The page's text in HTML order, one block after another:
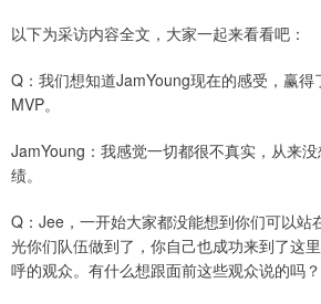
以下为采访内容全文，大家一起来看看吧：
Q：我们想知道JamYoung现在的感受，赢
MVP。
JamYoung：我感觉一切都很不真实，从来
绩。
Q：Jee，一开始大家都没能想到你们可以站
光你们队伍做到了，你自己也成功来到了这
呼的观众。有什么想跟面前这些观众说的吗？